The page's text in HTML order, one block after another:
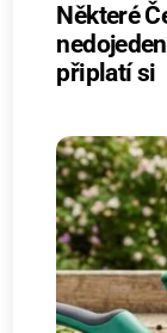
Některé
připlatí si